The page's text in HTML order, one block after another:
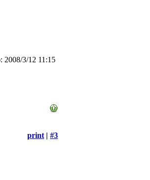
2008/3/12 11:15
print | #3